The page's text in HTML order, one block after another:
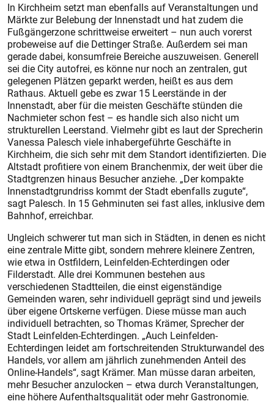
In Kirchheim setzt man ebenfalls auf Veranstaltungen und
Märkte zur Belebung der Innenstadt und hat zudem die
Fußgängerzone schrittweise erweitert – nun auch vorerst
probeweise auf die Dettinger Straße. Außerdem sei man
gerade dabei, konsumfreie Bereiche auszuweisen. Generell
sei die City autofrei, es könne nur noch an zentralen, gut
gelegenen Plätzen geparkt werden, heißt es aus dem
Rathaus. Aktuell gebe es zwar 15 Leerstände in der
Innenstadt, aber für die meis­ten Geschäfte stünden die
Nachmieter schon fest – es handle sich also nicht um
strukturellen Leerstand. Vielmehr gibt es laut der Sprecherin
Vanessa Palesch viele inhabergeführte Geschäfte in
Kirchheim, die sich sehr mit dem Standort identifizierten. Die
Altstadt profitiere von einem Branchenmix, der weit über die
Stadtgrenzen hinaus Besucher anziehe. „Der kompakte
Innenstadtgrundriss kommt der Stadt ebenfalls zugute“,
sagt Palesch. In 15 Gehminuten sei fast alles, inklusive dem
Bahnhof, erreichbar.
Ungleich schwerer tut man sich in Städten, in denen es nicht
eine zentrale Mitte gibt, sondern mehrere kleinere Zentren,
wie etwa in Ostfildern, Leinfelden-Echterdingen oder
Filderstadt. Alle drei Kommunen bestehen aus
verschiedenen Stadtteilen, die einst eigenständige
Gemeinden waren, sehr individuell geprägt sind und jeweils
über eigene Ortskerne verfügen. Diese müsse man auch
individuell betrachten, so Thomas Krämer, Sprecher der
Stadt Leinfelden-Echterdingen. „Auch Leinfelden-
Echterdingen leidet am fortschreitenden Strukturwandel des
Handels, vor allem am jährlich zunehmenden Anteil des
Online-Handels“, sagt Krämer. Man müsse daran arbeiten,
mehr Besucher anzulocken – etwa durch Veranstaltungen,
eine höhere Aufenthaltsqualität oder mehr Gastronomie.